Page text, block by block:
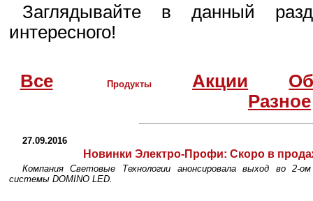
Заглядывайте в данный
интересного!
Все Продукты Акции
Разное
27.09.2016
Новинки Электро-Профи: Скоро в
Компания Световые Технологии анонсировала выход во 2-
системы DOMINO LED.